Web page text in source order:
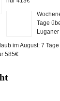
Tage
im August: 7
585€